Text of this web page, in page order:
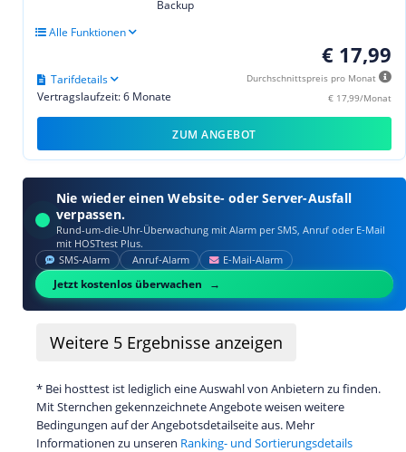
Backup
Alle Funktionen
€ 17,99
Durchschnittspreis pro Monat
€ 17,99/Monat
Vertragslaufzeit: 6 Monate
Tarifdetails
ZUM ANGEBOT
Nie wieder einen Website- oder Server-Ausfall
verpassen.
Rund-um-die-Uhr-Überwachung mit Alarm per SMS, Anruf oder E‑Mail
mit HOSTtest Plus.
SMS‑Alarm Anruf‑Alarm E‑Mail‑Alarm
Jetzt kostenlos überwachen
Weitere 5 Ergebnisse anzeigen
* Bei hosttest ist lediglich eine Auswahl von Anbietern zu finden.
Mit Sternchen gekennzeichnete Angebote weisen weitere
Bedingungen auf der Angebotsdetailseite aus. Mehr
Informationen zu unseren Ranking- und Sortierungsdetails